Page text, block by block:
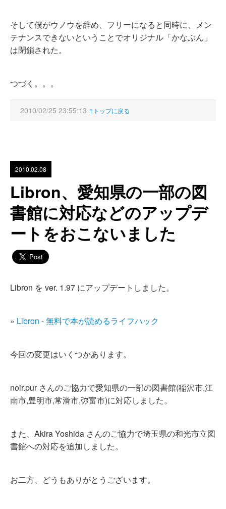
そして僕がウノウを辞め、フリーになると同時に、メン
テナンスできないということでオリジナル「かなぶん」
は閉鎖された。
つづく。。。
2010/02/25 23:55:13 ↑トップに戻る
2010.02.08
Libron、愛知県の一部の図
書館に対応などのアップデ
ートをおこないました
Libron を ver. 1.97 にアップデートしました。
» Libron - 無料で本が読めるライフハック
今回の変更はいくつかあります。
noir.pur さんのご協力で愛知県の一部の図書館(稲沢市,江
南市,豊明市,常滑市,弥富市)に対応しました。
また、Akira Yoshida さんのご協力で埼玉県の和光市立図
書館への対応を追加しました。
お二方、どうもありがとうございます。